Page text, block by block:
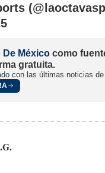
De México como
gratuita.
con las últimas noticias de